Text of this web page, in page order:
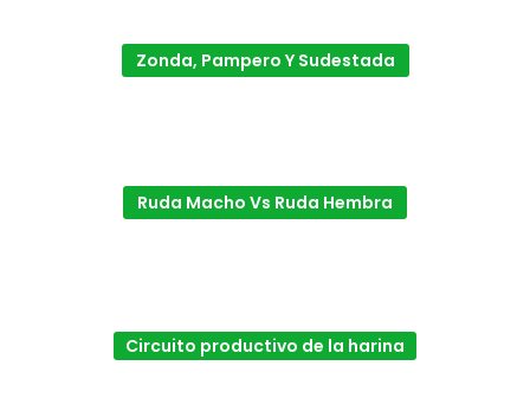
Zonda, Pampero Y Sudestada
Ruda Macho Vs Ruda Hembra
Circuito productivo de la harina